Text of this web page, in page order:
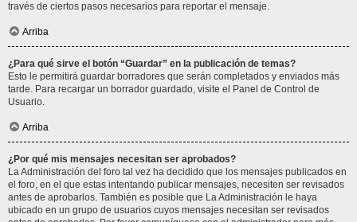
través de ciertos pasos necesarios para reportar el mensaje.
Arriba
¿Para qué sirve el botón “Guardar” en la publicación de temas?
Esto le permitirá guardar borradores que serán completados y enviados más
tarde. Para recargar un borrador guardado, visite el Panel de Control de
Usuario.
Arriba
¿Por qué mis mensajes necesitan ser aprobados?
La Administración del foro tal vez ha decidido que los mensajes publicados en
el foro, en el que estas intentando publicar mensajes, necesiten ser revisados
antes de aprobarlos. También es posible que La Administración le haya
ubicado en un grupo de usuarios cuyos mensajes necesitan ser revisados